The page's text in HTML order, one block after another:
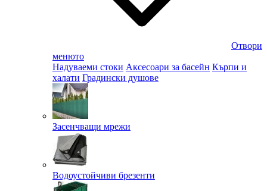
Отвори
менюто
Надуваеми стоки Аксесоари за басейн Кърпи и
халати Градински душове
Засенчващи мрежи
Водоустойчиви брезенти